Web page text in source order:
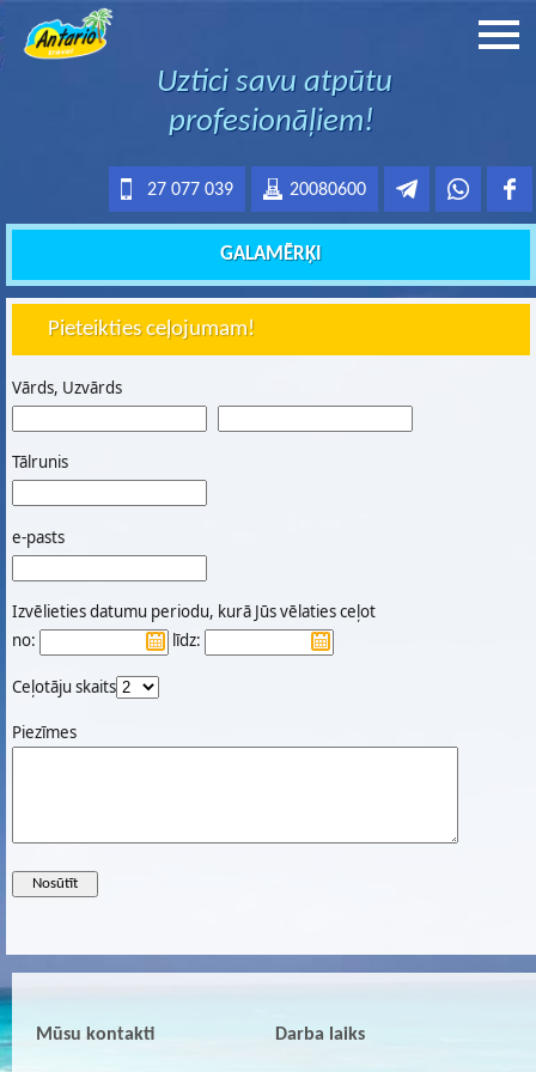
Uztici savu atpūtu
profesionāļiem!
20080600
27 077 039
GALAMĒRĶI
Pieteikties ceļojumam!
Vārds, Uzvārds
Tālrunis
e-pasts
Izvēlieties datumu periodu, kurā Jūs vēlaties ceļot
no:
līdz:
Ceļotāju skaits
Piezīmes
Mūsu kontakti Darba laiks